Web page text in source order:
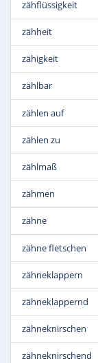
zähflüssigkeit
zähheit
zähigkeit
zählbar
zählen auf
zählen zu
zählmaß
zähmen
zähne
zähne fletschen
zähneklappern
zähneklappernd
zähneknirschen
zähneknirschend